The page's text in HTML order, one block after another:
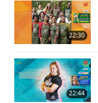
22:30
22:44